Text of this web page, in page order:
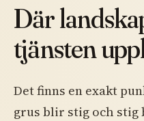
Där
tjänsten
Det finns en exakt
grus blir stig och